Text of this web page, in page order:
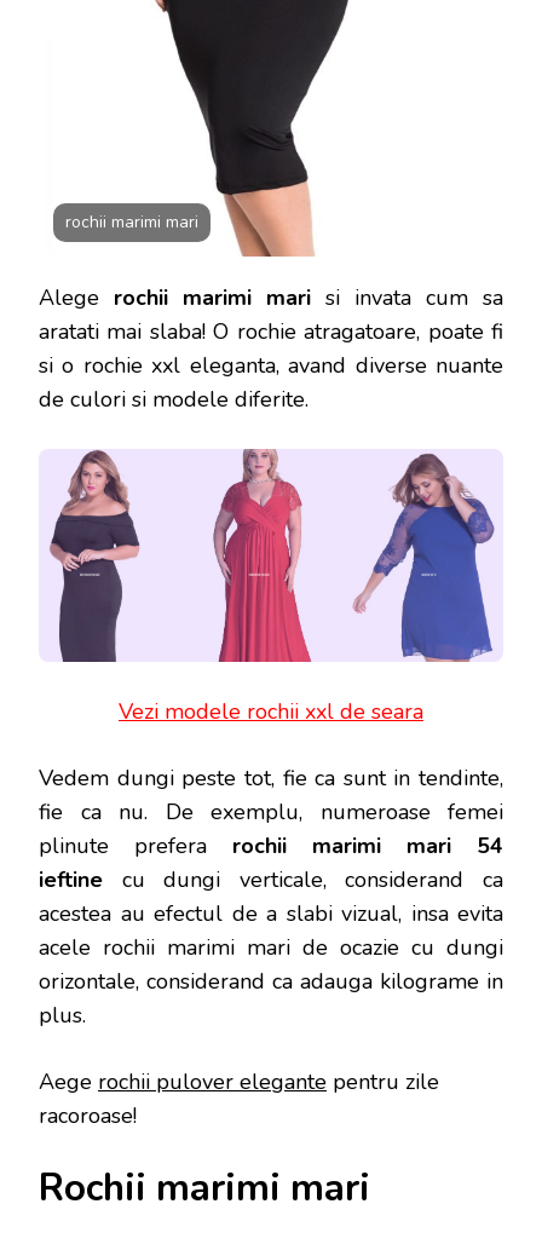
rochii marimi mari
Alege rochii marimi mari si invata cum sa
aratati mai slaba! O rochie atragatoare, poate fi
si o rochie xxl eleganta, avand diverse nuante
de culori si modele diferite.
Vezi modele rochii xxl de seara
Vedem dungi peste tot, fie ca sunt in tendinte,
fie ca nu. De exemplu, numeroase femei
plinute prefera rochii marimi mari 54
ieftine cu dungi verticale, considerand ca
acestea au efectul de a slabi vizual, insa evita
acele rochii marimi mari de ocazie cu dungi
orizontale, considerand ca adauga kilograme in
plus.
Aege rochii pulover elegante pentru zile
racoroase!
Rochii marimi mari